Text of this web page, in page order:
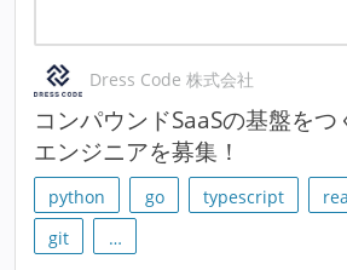
Dress Code 株式会社
コンパウンドSaaSの基盤をつ
エンジニアを募集！
python go typescript
git
…